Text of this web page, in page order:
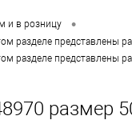
и в розницу •
разделе представлены
разделе представлены
размер